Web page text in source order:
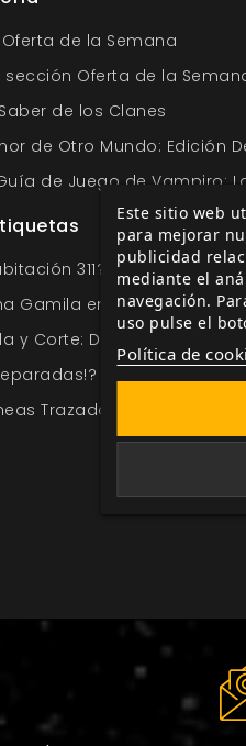
de la Semana
Oferta de la
de los Clanes
de Otro Mundo: Edición
de Juego de Vampiro:
311? La aventura
Gamila en Malkingrís
y Corte: Duelos y
Doce aventuras
Trazadas en Sangre? |
Este sitio web
para mejorar
publicidad
mediante el
navegación.
uso pulse el
Política de